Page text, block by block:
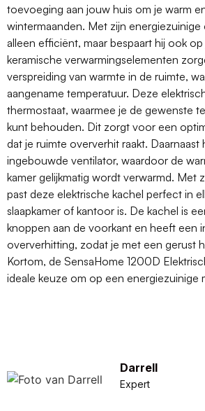
toevoeging aan jouw huis om je warm
wintermaanden. Met zijn
alleen efficiënt, maar bespaart hij ook
keramische verwarmingselementen
verspreiding van warmte in de ruimte,
aangename temperatuur. Deze
thermostaat, waarmee je de gewenste
kunt behouden. Dit zorgt voor een
dat je ruimte oververhit raakt.
ingebouwde ventilator, waardoor de
kamer gelijkmatig wordt verwarmd. Met
past deze elektrische kachel perfect in
slaapkamer of kantoor is. De kachel is
knoppen aan de voorkant en heeft een
oververhitting, zodat je met een gerust
Kortom, de SensaHome 1200D
ideale keuze om op een energiezuinige
Darrell
Expert